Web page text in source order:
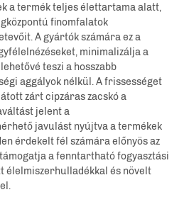
a termék teljes élettartama alatt,
finomfalatok
A gyártók számára ez a
minimalizálja a
teszi a hosszabb
aggályok nélkül. A frissességet
zárt cipzáras zacskó a
jelent a
javulást nyújtva a termékek
érdekelt fél számára előnyös az
a fenntartható fogyasztási
élelmiszerhulladékkal és növelt